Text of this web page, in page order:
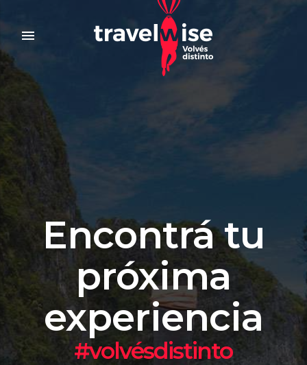
menu
Encontrá tu
próxima
experiencia
#volvésdistinto